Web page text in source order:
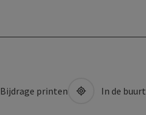
Bijdrage printen In de buurt